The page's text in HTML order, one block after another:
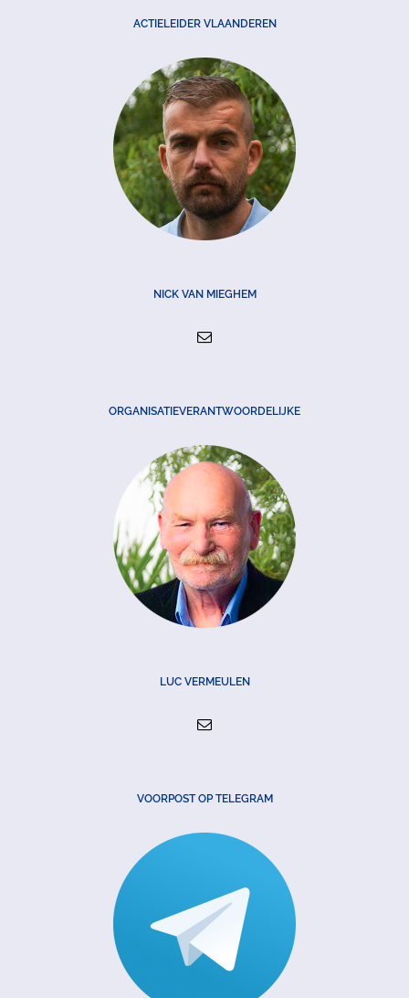
ACTIELEIDER VLAANDEREN
NICK VAN MIEGHEM
ORGANISATIEVERANTWOORDELIJKE
LUC VERMEULEN
VOORPOST OP TELEGRAM